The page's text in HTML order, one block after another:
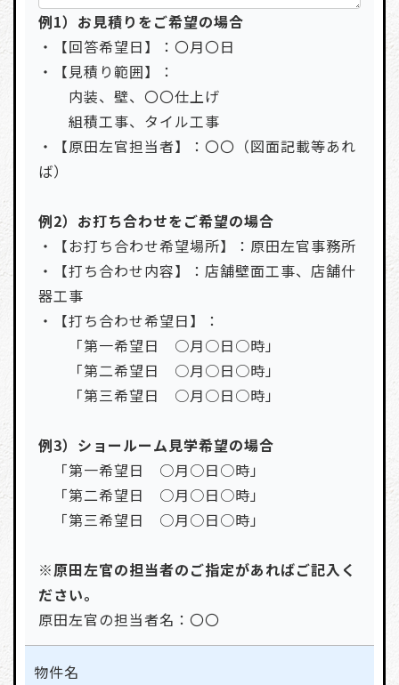
例1）お見積りをご希望の場合
・【回答希望日】：〇月〇日
・【見積り範囲】：
内装、壁、〇〇仕上げ
組積工事、タイル工事
・【原田左官担当者】：〇〇（図面記載等あれ
ば）
例2）お打ち合わせをご希望の場合
・【お打ち合わせ希望場所】：原田左官事務所
・【打ち合わせ内容】：店舗壁面工事、店舗什
器工事
・【打ち合わせ希望日】：
「第一希望日 ○月○日○時」
「第二希望日 ○月○日○時」
「第三希望日 ○月○日○時」
例3）ショールーム見学希望の場合
「第一希望日 ○月○日○時」
「第二希望日 ○月○日○時」
「第三希望日 ○月○日○時」
※原田左官の担当者のご指定があればご記入く
ださい。
原田左官の担当者名：〇〇
物件名